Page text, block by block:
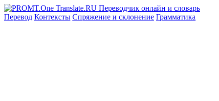
Перевод Контексты Спряжение и склонение Грамматика